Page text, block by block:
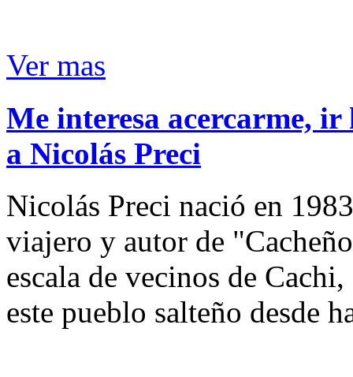
Ver mas
Me interesa acercarme,
a Nicolás Preci
Nicolás Preci nació en
viajero y autor de
escala de vecinos de
este pueblo salteño desde